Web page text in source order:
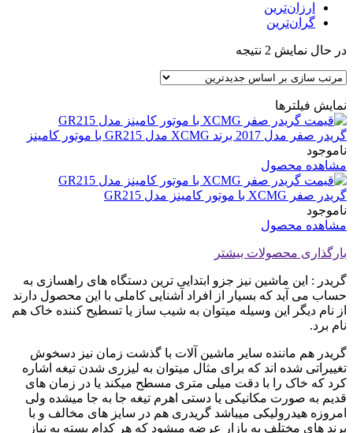
ارزان‌ترین
گران‌ترین
در حال نمایش 2 نتیجه
latest
نمایش فیلترها
گریدر صفر مدل 2017 برند XCMG مدل GR215 با موتور کامینز
ناموجود
مشاهده محصول
گریدر صفر XCMG با موتور کامینز مدل GR215
ناموجود
مشاهده محصول
بارگذاری محصولات بیشتر
گریدر : این ماشین نیز جزو ابتدایی ترین دستگاه های راهسازی به
حساب می آید که بسیار از افراد آشنایی کاملی با این محصول دارند
از نام دیگر این وسیله میتوان به شیب ساز یا تسطیح کننده خاک هم
نام برد.
گریدر هم ماننده سایر ماشین آلات با گذشت زمان نیز دسخوش
تغییراتی شده اند که برای مثال میتوان به لیزری شدن تیغه اشاره
کرد که خاک را با دقت میلی متری مسطح میکند یا در زمان های
قدیم به صورت مکانیکی یا دستی اهرم تیغه جا به جا میشده ولی
امروزه هیدرولیکی میباشد گریدری هم در سایز های مخالف و با
برند های مختلف به بازار عرضه میشود که هر کدام بسته به نیاز